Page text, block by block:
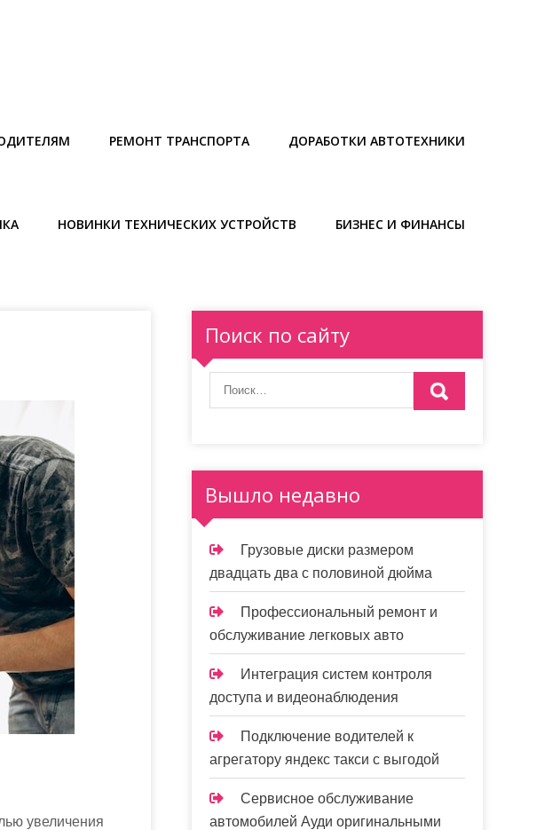
РЕМОНТ ТРАНСПОРТА ДОРАБОТКИ АВТОТЕХНИКИ
НОВИНКИ ТЕХНИЧЕСКИХ УСТРОЙСТВ БИЗНЕС И ФИНАНСЫ
увеличения
Поиск по сайту
Вышло недавно
Грузовые диски размером
двадцать два с половиной дюйма
Профессиональный ремонт и
обслуживание легковых авто
Интеграция систем контроля
доступа и видеонаблюдения
Подключение водителей к
агрегатору яндекс такси с выгодой
Сервисное обслуживание
автомобилей Ауди оригинальными